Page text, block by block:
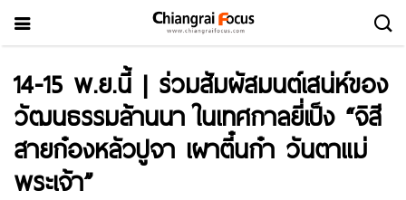
14-15 พ.ย.นี้ | ร่วมสัมผัสมนต์เสน่ห์ของ
วัฒนธรรมล้านนา ในเทศกาลยี่เป็ง “จิสี
สายก๋องหลัวปูจา เผาตี๋นก๋า วันตาแม่
พระเจ้า”